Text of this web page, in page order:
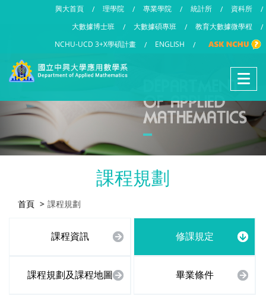
興大首頁 / 理學院 / 專業學院 / 統計所 / 資科所
/
大數據博士班
/ 大數據碩專班 / 教育大數據微學程
/
NCHU-UCD 3+X學碩計畫
/ ENGLISH /
課程規劃
首頁 課程規劃
課程資訊 修課規定
課程規劃及課程地圖 畢業條件